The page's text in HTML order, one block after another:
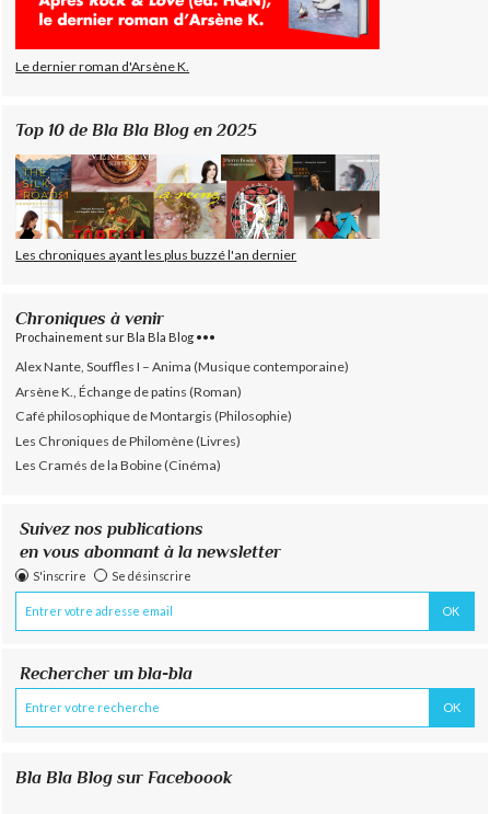
Le dernier roman d'Arsène K.
Top 10 de Bla Bla Blog en 2025
Les chroniques ayant les plus buzzé l'an dernier
Chroniques à venir
Prochainement sur Bla Bla Blog •••
Alex Nante, Souffles I – Anima (Musique contemporaine)
Arsène K., Échange de patins (Roman)
Café philosophique de Montargis (Philosophie)
Les Chroniques de Philomène (Livres)
Les Cramés de la Bobine (Cinéma)
Suivez nos publications
en vous abonnant à la newsletter
S'inscrire Se désinscrire
Rechercher un bla-bla
Bla Bla Blog sur Faceboook